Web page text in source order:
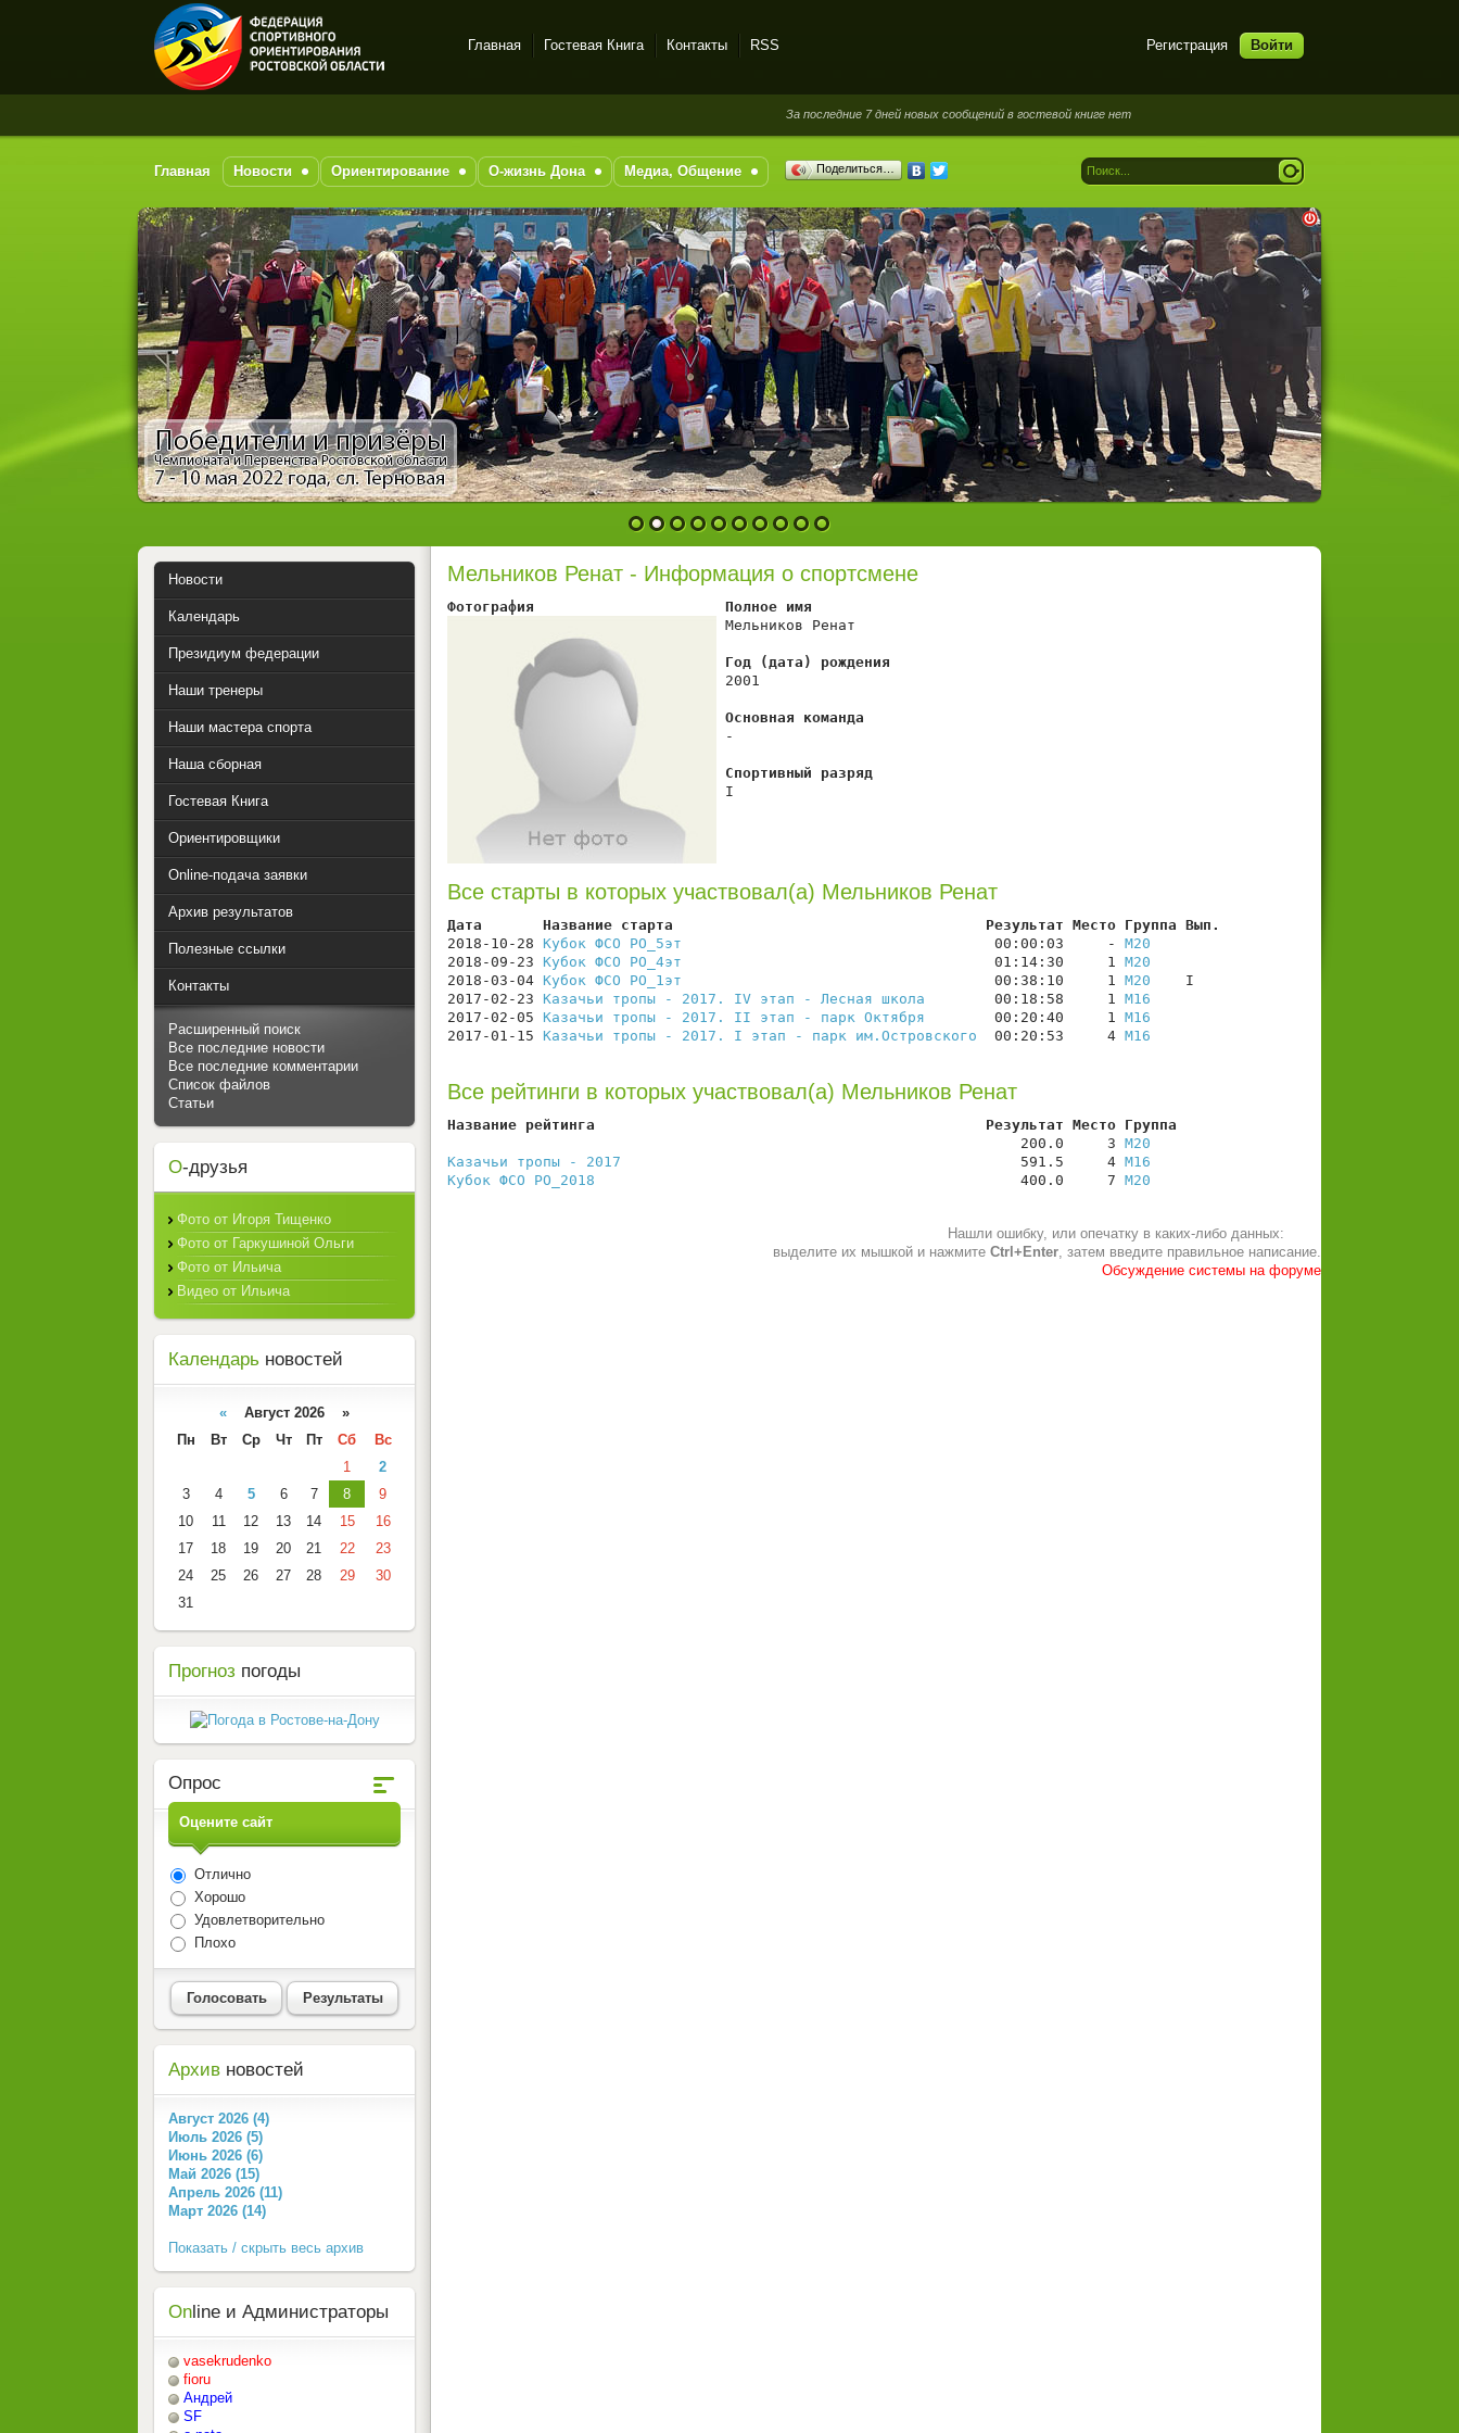
Спортивное
на-Дону
Регистрация Войти
Главная Гостевая Книга Контакты RSS
За последние 7 дней новых сообщений в гостевой книге нет
Главная Новости Ориентирование О-жизнь Дона Медиа, Общение Поделиться…
1 2 3 4 5 6 7 8 9 10
Мельников Ренат - Информация о спортсмене
Фотография                      Полное имя
Мельников Ренат
Год (дата) рождения
2001
Основная команда
-
Спортивный разряд
I
Все старты в которых участвовал(а) Мельников Ренат
Дата       Название старта                                    Результат Место Группа Вып.
2018-10-28 Кубок ФСО РО_5эт
                                    00:00:03     -
М20
2018-09-23 Кубок ФСО РО_4эт
                                    01:14:30     1
М20
2018-03-04 Кубок ФСО РО_1эт
                                    00:38:10     1
М20
    I
2017-02-23 Казачьи тропы - 2017. IV этап - Лесная школа
        00:18:58     1
М16
2017-02-05 Казачьи тропы - 2017. II этап - парк Октября
        00:20:40     1
М16
2017-01-15 Казачьи тропы - 2017. I этап - парк им.Островского
  00:20:53     4
М16
Все рейтинги в которых участвовал(а) Мельников Ренат
Название рейтинга                                             Результат Место Группа
                                                                  200.0     3
М20
Казачьи тропы - 2017
                                              591.5     4
М16
Кубок ФСО РО_2018
                                                 400.0     7
М20
Нашли ошибку, или опечатку в каких-либо данных:
выделите их мышкой и нажмите Ctrl+Enter, затем введите правильное написание.
Обсуждение системы на форуме
Новости
Календарь
Президиум федерации
Наши тренеры
Наши мастера спорта
Наша сборная
Гостевая Книга
Ориентировщики
Online-подача заявки
Архив результатов
Полезные ссылки
Контакты
Расширенный поиск
Все последние новости
Все последние комментарии
Список файлов
Статьи
О-друзья
Фото от Игоря Тищенко
Фото от Гаркушиной Ольги
Фото от Ильича
Видео от Ильича
Календарь новостей
« Август 2026 »
Пн
Вт Ср Чт Пт Сб
Вс
1
2
3
4 5 6 7 8
9
10
11 12 13 14 15
16
17
18 19 20 21 22
23
24
25 26 27 28 29
30
31
Прогноз погоды
Опрос
Оцените сайт
Отлично
Хорошо
Удовлетворительно
Плохо
Голосовать Результаты
Архив новостей
Август 2026 (4)
Июль 2026 (5)
Июнь 2026 (6)
Май 2026 (15)
Апрель 2026 (11)
Март 2026 (14)
Показать / скрыть весь архив
On line и Администраторы
vasekrudenko
fioru
Андрей
SF